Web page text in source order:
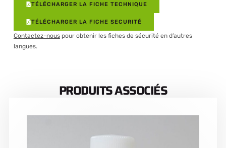
TÉLÉCHARGER LA FICHE TECHNIQUE
TÉLÉCHARGER LA FICHE SECURITÉ
Contactez-nouspour obtenir les fiches de sécurité en d’autres
langues.
PRODUITS ASSOCIÉS